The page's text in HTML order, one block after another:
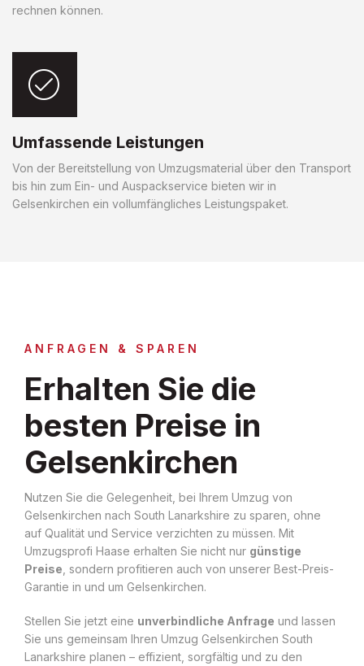
rechnen können.
Umfassende Leistungen
Von der Bereitstellung von Umzugsmaterial über den Transport
bis hin zum Ein- und Auspackservice bieten wir in
Gelsenkirchen ein vollumfängliches Leistungspaket.
ANFRAGEN & SPAREN
Erhalten Sie die
besten Preise in
Gelsenkirchen
Nutzen Sie die Gelegenheit, bei Ihrem Umzug von
Gelsenkirchen nach South Lanarkshire zu sparen, ohne
auf Qualität und Service verzichten zu müssen. Mit
Umzugsprofi Haase erhalten Sie nicht nur günstige
Preise , sondern profitieren auch von unserer Best-Preis-
Garantie in und um Gelsenkirchen.
Stellen Sie jetzt eine unverbindliche Anfrage und lassen
Sie uns gemeinsam Ihren Umzug Gelsenkirchen South
Lanarkshire planen – effizient, sorgfältig und zu den